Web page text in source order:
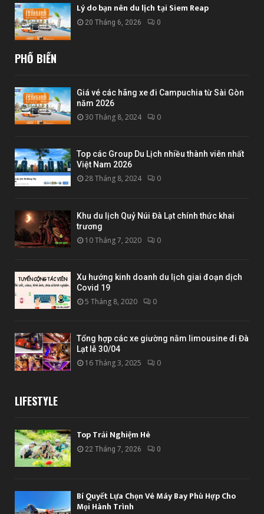
Lý do bạn nên du lịch tại Siem Reap
20 Tháng 6, 2026 0
PHỔ BIẾN
Giá vé các hãng xe đi Campuchia từ Sài Gòn
năm 2026
30 Tháng 8, 2024 0
Top các Group Du Lịch nhiều thành viên nhất
Việt Nam 2026
28 Tháng 8, 2024 0
Khu du lịch Quỷ Núi Đà Lạt chính thức khai
trương
10 Tháng 7, 2020 0
Xu hướng kinh doanh du lịch giai đoạn dịch
Covid 19
5 Tháng 8, 2020 0
Tổng hợp các xe giường nằm limousine đi Đà
Lạt lễ 30/04
16 Tháng 3, 2025 0
LIFESTYLE
Top Trải Nghiệm Hè
22 Tháng 7, 2026 0
Bí Quyết Lựa Chọn Vé Máy Bay Phù Hợp Cho
Mọi Hành Trình